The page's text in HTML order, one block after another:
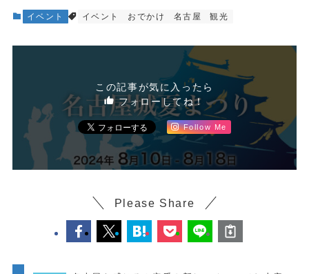
イベント イベント おでかけ 名古屋 観光
この記事が気に入ったら
フォローしてね！
Follow Me
Please Share